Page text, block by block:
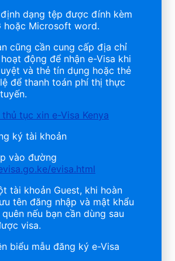
dạng tệp được đính kèm
hoặc Microsoft word.
cũng cần cung cấp địa chỉ
động để nhận e-Visa khi
và thẻ tín dụng hoặc thẻ
để thanh toán phí thị thực
tục xin e-Visa Kenya
ký tài khoản
vào đường
evisa.html
tài khoản Guest, khi hoàn
tên đăng nhập và mật khẩu
nếu bạn cần dùng sau
visa.
biểu mẫu đăng ký e-Visa